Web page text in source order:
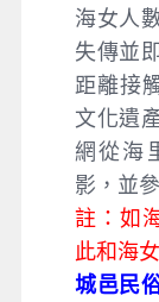
海女人
失傳並
距離接
文化遺
網從海
影，並
註：如
此和海
城邑民